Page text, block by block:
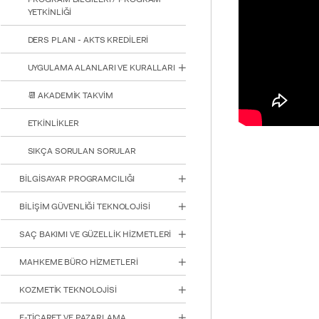
YETKİNLİĞİ
DERS PLANI - AKTS KREDİLERİ
UYGULAMA ALANLARI VE KURALLARI
📆 AKADEMİK TAKVİM
ETKİNLİKLER
SIKÇA SORULAN SORULAR
BİLGİSAYAR PROGRAMCILIĞI
BİLİŞİM GÜVENLİĞİ TEKNOLOJİSİ
SAÇ BAKIMI VE GÜZELLİK HİZMETLERİ
MAHKEME BÜRO HİZMETLERİ
KOZMETİK TEKNOLOJİSİ